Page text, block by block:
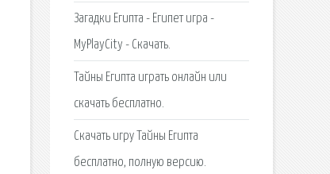
Загадки Египта - Египет игра -
MyPlayCity - Скачать.
Тайны Египта играть онлайн или
скачать бесплатно.
Скачать игру Тайны Египта
бесплатно, полную версию.